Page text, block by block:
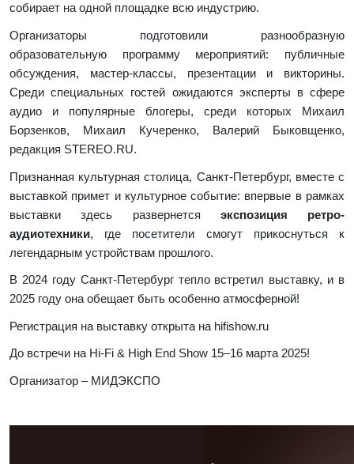
собирает на одной площадке всю индустрию.
Организаторы подготовили разнообразную
образовательную программу мероприятий: публичные
обсуждения, мастер-классы, презентации и викторины.
Среди специальных гостей ожидаются эксперты в сфере
аудио и популярные блогеры, среди которых Михаил
Борзенков, Михаил Кучеренко, Валерий Быковщенко,
редакция STEREO.RU.
Признанная культурная столица, Санкт-Петербург, вместе с
выставкой примет и культурное событие: впервые в рамках
выставки здесь развернется экспозиция ретро-
аудиотехники, где посетители смогут прикоснуться к
легендарным устройствам прошлого.
В 2024 году Санкт-Петербург тепло встретил выставку, и в
2025 году она обещает быть особенно атмосферной!
Регистрация на выставку открыта на hifishow.ru
До встречи на Hi-Fi & High End Show 15–16 марта 2025!
Организатор – МИДЭКСПО